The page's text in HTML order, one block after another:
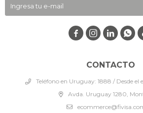
CONTACTO
Teléfono en Uruguay: 1888 / Desde
Avda. Uruguay 1280,
   